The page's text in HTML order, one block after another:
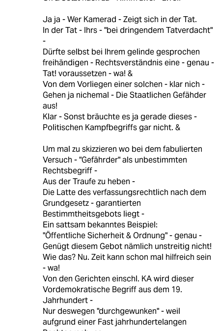
Ja ja - Wer Kamerad - Zeigt sich in der Tat.
In der Tat - Ihrs - "bei dringendem Tatverdacht"
-
Dürfte selbst bei Ihrem gelinde gesprochen
freihändigen - Rechtsverständnis eine - genau -
Tat! voraussetzen - wa! &
Von dem Vorliegen einer solchen - klar nich -
Gehen ja nichemal - Die Staatlichen Gefähder
aus!
Klar - Sonst bräuchte es ja gerade dieses -
Politischen Kampfbegriffs gar nicht. &
Um mal zu skizzieren wo bei dem fabulierten
Versuch - "Gefährder" als unbestimmten
Rechtsbegriff -
Aus der Traufe zu heben -
Die Latte des verfassungsrechtlich nach dem
Grundgesetz - garantierten
Bestimmtheitsgebots liegt -
Ein sattsam bekanntes Beispiel:
"Öffentliche Sicherheit & Ordnung" - genau -
Genügt diesem Gebot nämlich unstreitig nicht!
Wie das? Nu. Zeit kann schon mal hilfreich sein
- wa!
Von den Gerichten einschl. KA wird dieser
Vordemokratische Begriff aus dem 19.
Jahrhundert -
Nur deswegen "durchgewunken" - weil
aufgrund einer Fast jahrhundertelangen